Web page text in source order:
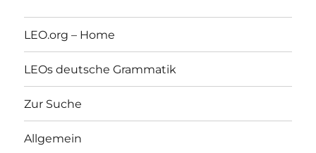
LEO.org – Home
LEOs deutsche Grammatik
Zur Suche
Allgemein